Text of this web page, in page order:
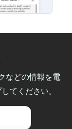
などの情報を電
てください。